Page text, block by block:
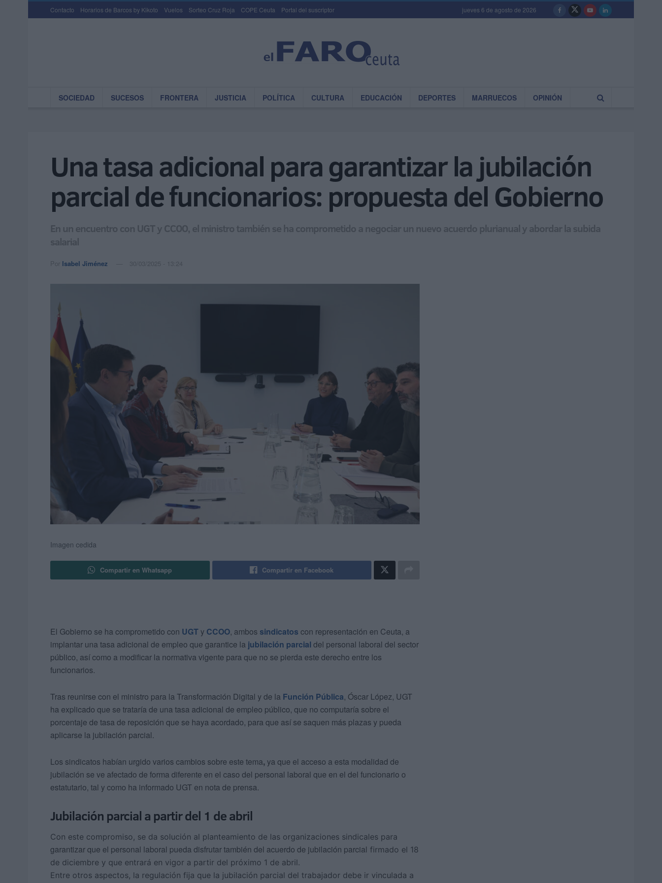
Contacto Horarios de Barcos by Kikoto Vuelos Sorteo Cruz Roja COPE Ceuta Portal del suscriptor jueves 6 de agosto de 2026
SOCIEDAD SUCESOS FRONTERA JUSTICIA POLÍTICA CULTURA EDUCACIÓN DEPORTES MARRUECOS OPINIÓN
Una tasa adicional para garantizar la jubilación
parcial de funcionarios: propuesta del Gobierno
En un encuentro con UGT y CCOO, el ministro también se ha comprometido a negociar un nuevo acuerdo plurianual y abordar la subida
salarial
Por Isabel Jiménez 30/03/2025 - 13:24
Imagen cedida
Compartir en Whatsapp Compartir en Facebook
El Gobierno se ha comprometido con UGTy CCOO, ambos sindicatos con representación en Ceuta, a
implantar una tasa adicional de empleo que garantice la jubilación parcial del personal laboral del sector
público, así como a modificar la normativa vigente para que no se pierda este derecho entre los
funcionarios.
Tras reunirse con el ministro para la Transformación Digital y de la Función Pública, Óscar López, UGT
ha explicado que se trataría de una tasa adicional de empleo público, que no computaría sobre el
porcentaje de tasa de reposición que se haya acordado, para que así se saquen más plazas y pueda
aplicarse la jubilación parcial.
Los sindicatos habían urgido varios cambios sobre este tema, ya que el acceso a esta modalidad de
jubilación se ve afectado de forma diferente en el caso del personal laboral que en el del funcionario o
estatutario, tal y como ha informado UGT en nota de prensa.
Jubilación parcial a partir del 1 de abril
Con este compromiso, se da solución al planteamiento de las organizaciones sindicales para
garantizar que el personal laboral pueda disfrutar también del acuerdo de jubilación parcial firmado el 18
de diciembre y que entrará en vigor a partir del próximo 1 de abril.
Entre otros aspectos, la regulación fija que la jubilación parcial del trabajador debe ir vinculada a